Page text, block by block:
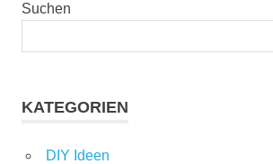
Suchen
KATEGORIEN
DIY Ideen